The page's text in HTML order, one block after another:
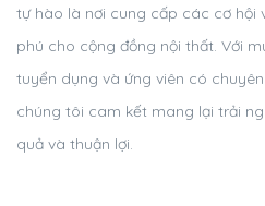
tự hào là nơi cung cấp các cơ hội
phú cho cộng đồng nội thất. Với
tuyển dụng và ứng viên có
chúng tôi cam kết mang lại trải
quả và thuận lợi.